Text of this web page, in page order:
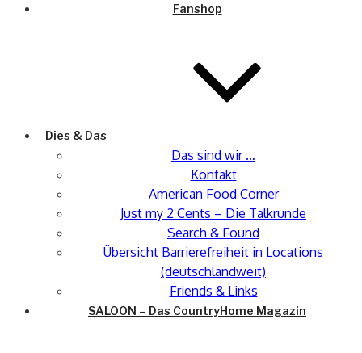
Fanshop
Dies & Das
Das sind wir …
Kontakt
American Food Corner
Just my 2 Cents – Die Talkrunde
Search & Found
Übersicht Barrierefreiheit in Locations
(deutschlandweit)
Friends & Links
SALOON – Das CountryHome Magazin